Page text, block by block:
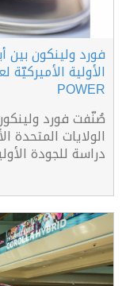
فورد ولينكون بين
POWER
صُنّفت فورد
الولايات المتحدة
دراسة للجودة